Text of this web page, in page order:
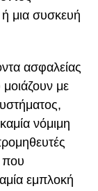
ή μια συσκευή
ασφαλείας
με
νόμιμη
που
εμπλοκή